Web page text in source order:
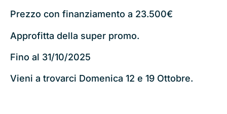
Prezzo con finanziamento a 23.500€
Approfitta della super promo.
Fino al 31/10/2025
Vieni a trovarci Domenica 12 e 19 Ottobre.